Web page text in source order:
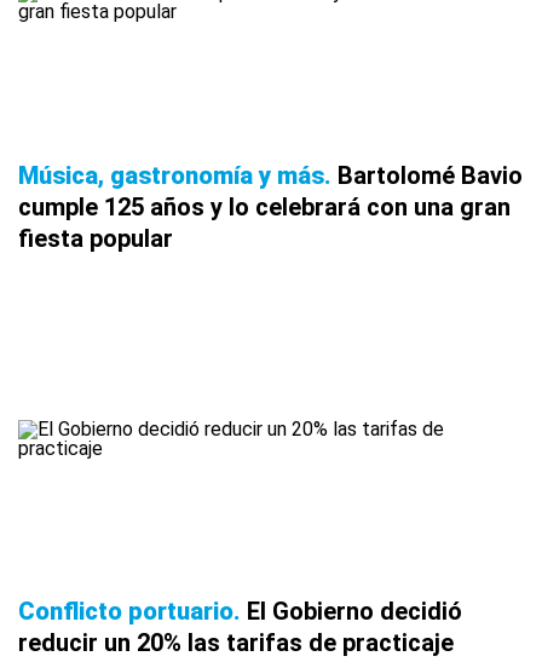
Música, gastronomía y más Bartolomé Bavio
cumple 125 años y lo celebrará con una gran
fiesta popular
Conflicto portuario El Gobierno decidió
reducir un 20% las tarifas de practicaje